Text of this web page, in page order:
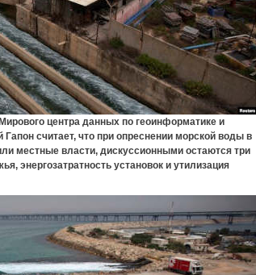
центра данных по геоинформатике и
считает, что при опреснении морской воды в
местные власти, дискуссионными остаются три
энергозатратность установок и утилизация